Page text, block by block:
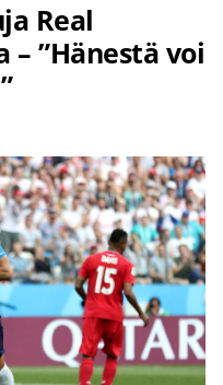
Real
”Hänestä voi